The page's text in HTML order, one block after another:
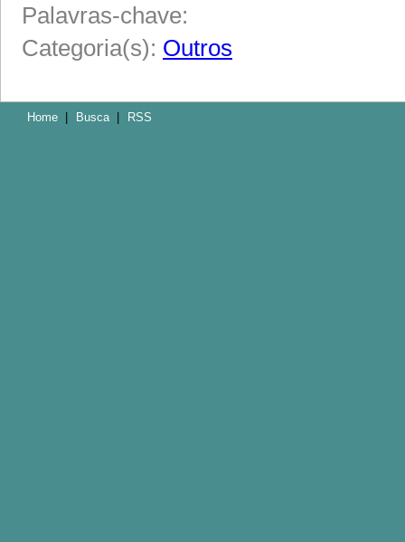
Palavras-chave:
Categoria(s): Outros
Home Busca RSS